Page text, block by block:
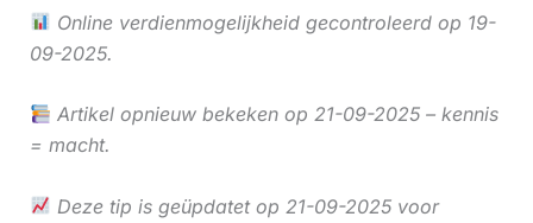
Online verdienmogelijkheid gecontroleerd op 19-
09-2025.
Artikel opnieuw bekeken op 21-09-2025 – kennis
= macht.
Deze tip is geüpdatet op 21-09-2025 voor